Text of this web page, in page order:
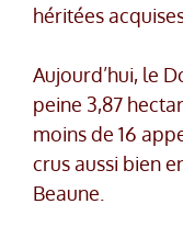
héritées
Aujourd’hui, le
peine 3,87
moins de 16
crus aussi bien
Beaune.